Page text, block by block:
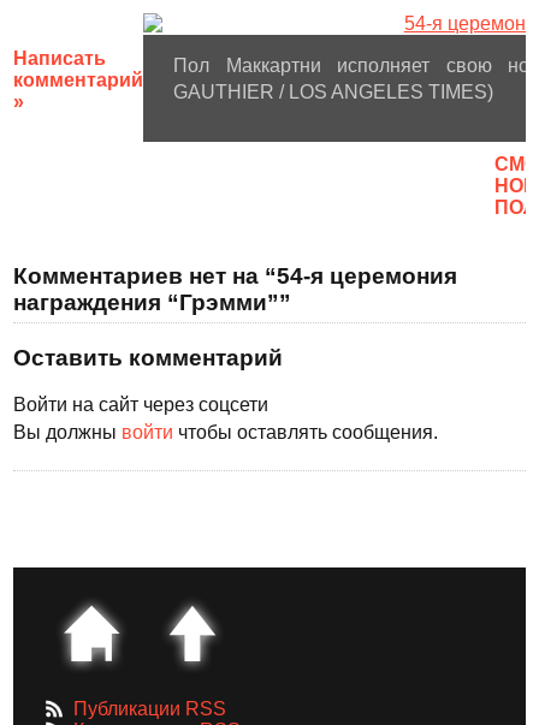
Написать
комментарий
»
Пол Маккартни исполняет свою
GAUTHIER / LOS ANGELES TIMES)
Комментариев нет на “54-я церемония
награждения “Грэмми””
Оставить комментарий
Войти на сайт через соцсети
Вы должны войти чтобы оставлять сообщения.
Публикации RSS